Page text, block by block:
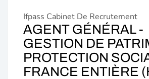
Ifpass Cabinet De Recrutement
AGENT GÉNÉRAL -
GESTION DE
PROTECTION
FRANCE ENTIÈRE